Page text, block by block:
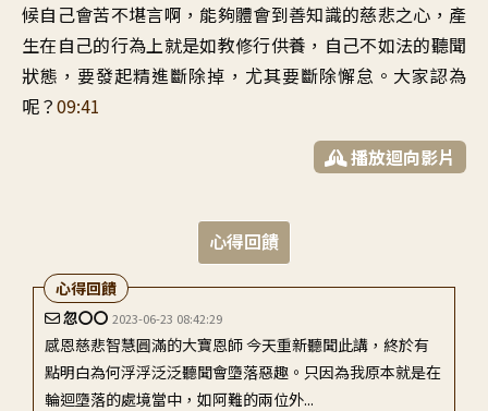
候自己會苦不堪言啊 ， 能夠體會到善知識的慈悲之心 ， 產
生在自己的行為上就是如教修行供養 ， 自己不如法的聽聞
狀態 ，要發起精進斷除掉 ， 尤其要斷除懈怠 。 大家認為
呢？09:41
播放迴向影片
心得回饋
忽〇〇 2023-06-23 08:42:29
感恩慈悲智慧圓滿的大寶恩師 今天重新聽聞此講，終於有
點明白為何浮浮泛泛聽聞會墮落惡趣。只因為我原本就是在
輪迴墮落的處境當中，如阿難的兩位外...
心得回饋